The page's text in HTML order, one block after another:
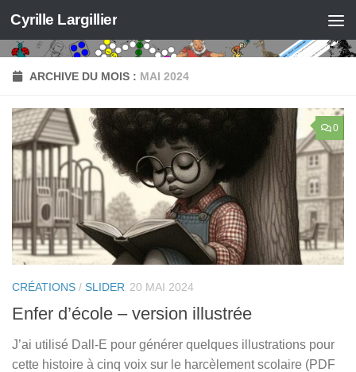
Skip to content
Cyrille Largillier
ARCHIVE DU MOIS : MAI 2024
0
CRÉATIONS / SLIDER 20 MAI 2024
Enfer d’école – version illustrée
J’ai utilisé Dall-E pour générer quelques illustrations pour
cette histoire à cinq voix sur le harcèlement scolaire (PDF